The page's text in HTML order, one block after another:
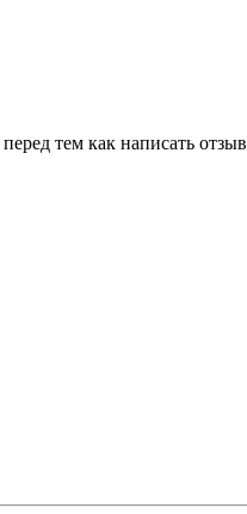
перед тем как написать отзыв